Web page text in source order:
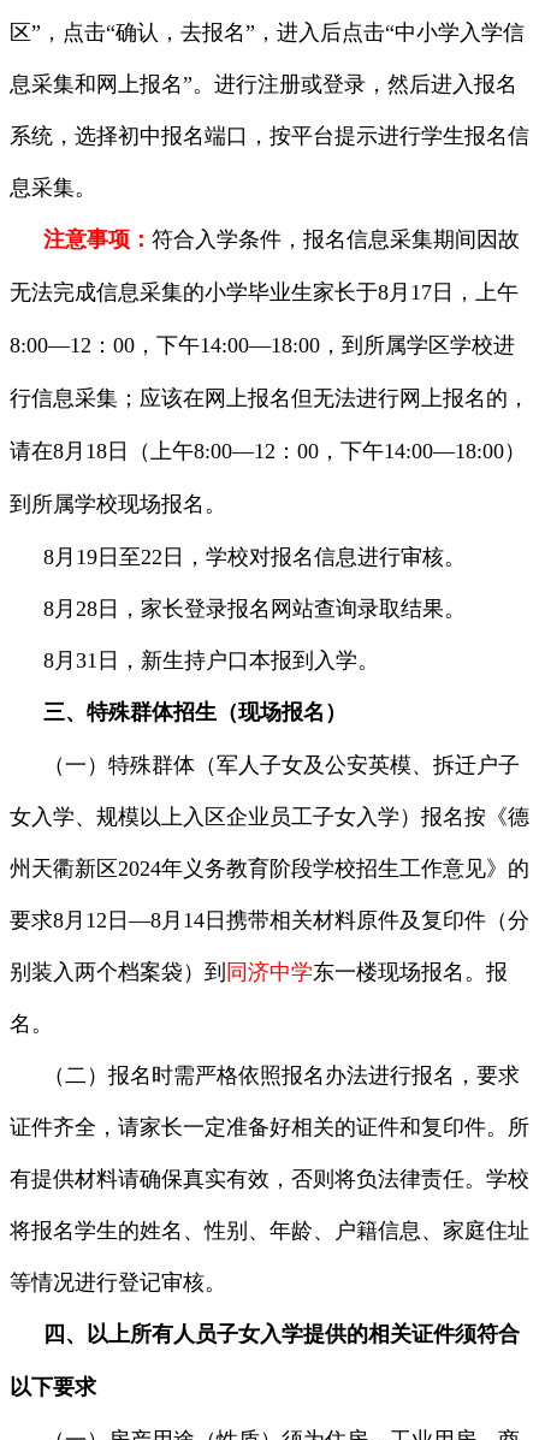
区”，点击“确认，去报名”，进入后点击“中小学入学信
息采集和网上报名”。进行注册或登录，然后进入报名
系统，选择初中报名端口，按平台提示进行学生报名信
息采集。
注意事项： 符合入学条件，报名信息采集期间因故
无法完成信息采集的小学毕业生家长于8月17日，上午
8:00—12：00，下午14:00—18:00，到所属学区学校进
行信息采集；应该在网上报名但无法进行网上报名的，
请在8月18日（上午8:00—12：00，下午14:00—18:00）
到所属学校现场报名。
8月19日至22日，学校对报名信息进行审核。
8月28日，家长登录报名网站查询录取结果。
8月31日，新生持户口本报到入学。
三、特殊群体招生（现场报名）
（一）特殊群体（军人子女及公安英模、拆迁户子
女入学、规模以上入区企业员工子女入学）报名按《德
州天衢新区2024年义务教育阶段学校招生工作意见》的
要求8月12日—8月14日携带相关材料原件及复印件（分
别装入两个档案袋）到 同济中学东一楼现场报名。报
名。
（二）报名时需严格依照报名办法进行报名，要求
证件齐全，请家长一定准备好相关的证件和复印件。所
有提供材料请确保真实有效，否则将负法律责任。学校
将报名学生的姓名、性别、年龄、户籍信息、家庭住址
等情况进行登记审核。
四、以上所有人员子女入学提供的相关证件须符合
以下要求